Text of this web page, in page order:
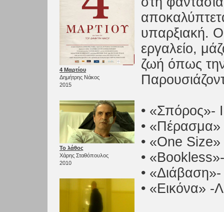
4 Μαρτίου
Δημήτρης Νάκος
2015
Το λάθος
Χάρης Σταθόπουλος
2010
υπαρξιακή.
εργαλείο,
ζωή όπως
• «Σπόρος»-
•
• «One
•
•
• «Εικόνα»